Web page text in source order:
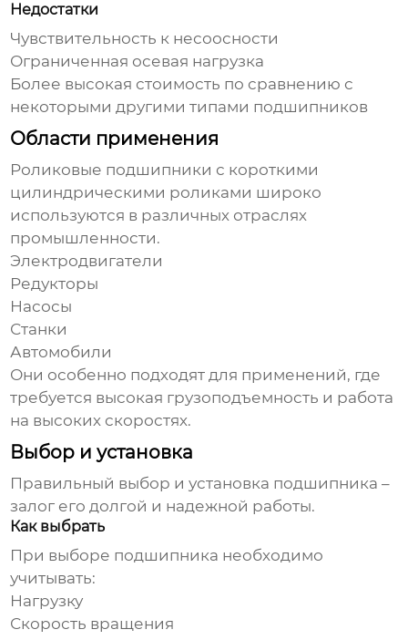
Недостатки
Чувствительность к несоосности
Ограниченная осевая нагрузка
Более высокая стоимость по сравнению с
некоторыми другими типами подшипников
Области применения
Роликовые подшипники с короткими
цилиндрическими роликами широко
используются в различных отраслях
промышленности.
Электродвигатели
Редукторы
Насосы
Станки
Автомобили
Они особенно подходят для применений, где
требуется высокая грузоподъемность и работа
на высоких скоростях.
Выбор и установка
Правильный выбор и установка подшипника –
залог его долгой и надежной работы.
Как выбрать
При выборе подшипника необходимо
учитывать:
Нагрузку
Скорость вращения